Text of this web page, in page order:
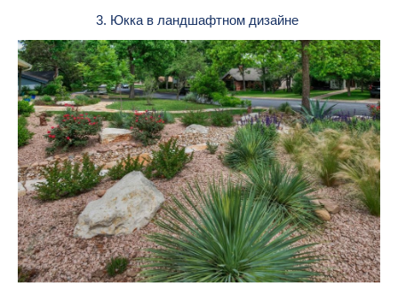
3. Юкка в ландшафтном дизайне